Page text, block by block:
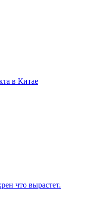
в Китае
что вырастет.